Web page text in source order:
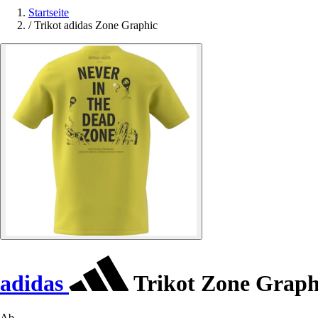
Startseite
/ Trikot adidas Zone Graphic
adidas Trikot Zone